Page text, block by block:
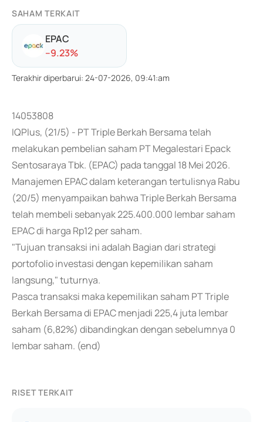
SAHAM TERKAIT
EPAC
--9.23%
Terakhir diperbarui: 24-07-2026, 09:41:am
14053808
IQPlus, (21/5) - PT Triple Berkah Bersama telah
melakukan pembelian saham PT Megalestari Epack
Sentosaraya Tbk. (EPAC) pada tanggal 18 Mei 2026.
Manajemen EPAC dalam keterangan tertulisnya Rabu
(20/5) menyampaikan bahwa Triple Berkah Bersama
telah membeli sebanyak 225.400.000 lembar saham
EPAC di harga Rp12 per saham.
"Tujuan transaksi ini adalah Bagian dari strategi
portofolio investasi dengan kepemilikan saham
langsung," tuturnya.
Pasca transaksi maka kepemilikan saham PT Triple
Berkah Bersama di EPAC menjadi 225,4 juta lembar
saham (6,82%) dibandingkan dengan sebelumnya 0
lembar saham. (end)
RISET TERKAIT